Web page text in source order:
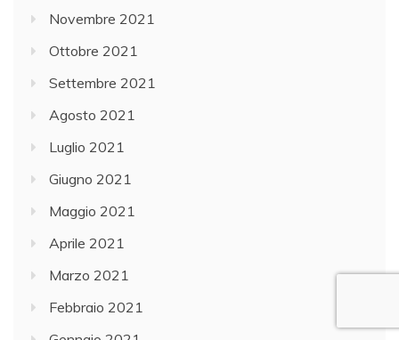
Novembre 2021
Ottobre 2021
Settembre 2021
Agosto 2021
Luglio 2021
Giugno 2021
Maggio 2021
Aprile 2021
Marzo 2021
Febbraio 2021